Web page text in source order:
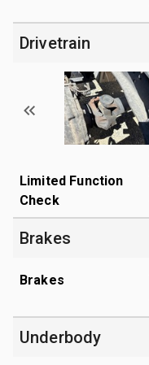
Drivetrain
Limited Function
Check
Brakes
Brakes
Underbody